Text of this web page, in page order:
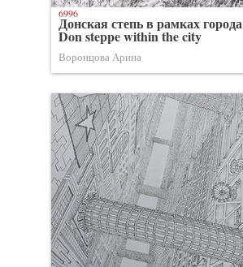
Донская степь в рамках города
Don steppe within the city
Воронцова Арина
6996